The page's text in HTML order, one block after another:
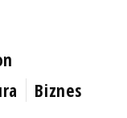
Biznes